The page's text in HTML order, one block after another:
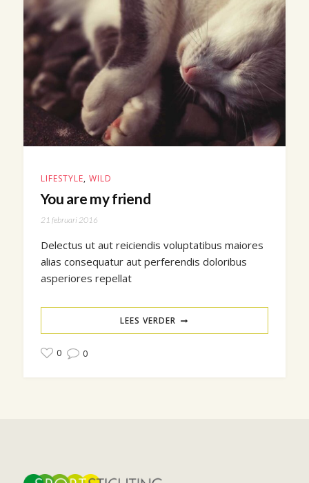
LIFESTYLE, WILD
You are my friend
21 februari 2016
Delectus ut aut reiciendis voluptatibus maiores
alias consequatur aut perferendis doloribus
asperiores repellat
LEES VERDER
0 0